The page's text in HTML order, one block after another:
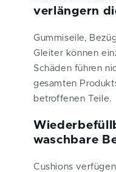
verlängern
Gummiseile,
Gleiter können
Schäden führen
gesamten
betroffenen Teile.
waschbare
Cushions